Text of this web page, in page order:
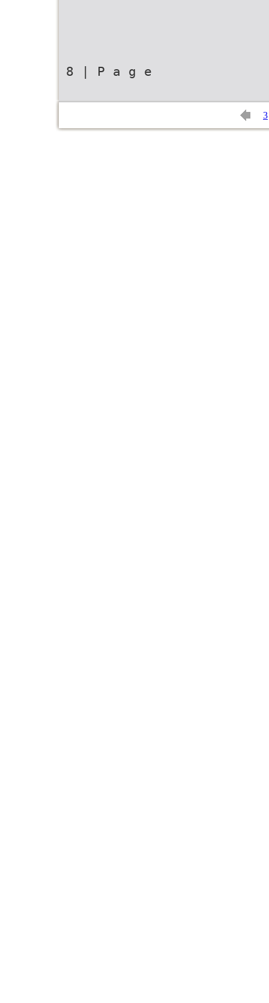
8 | P a g e
3